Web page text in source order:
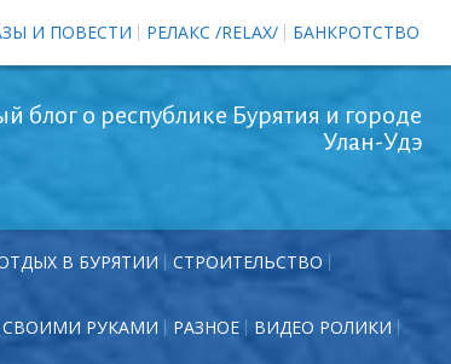
И ПОВЕСТИ РЕЛАКС /RELAX/ БАНКРОТСТВО
блог о республике Бурятия и городе
Улан-Удэ
В БУРЯТИИ СТРОИТЕЛЬСТВО
СВОИМИ РУКАМИ РАЗНОЕ ВИДЕО РОЛИКИ